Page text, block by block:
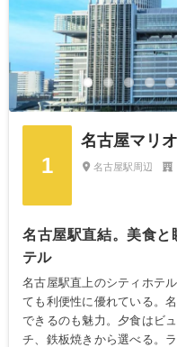
1
名古屋マリ
名古屋駅周辺
名古屋駅直結。美食
テル
名古屋駅直上のシティホテ
ても利便性に優れている。
できるのも魅力。夕食はビ
チ、鉄板焼きから選べる。